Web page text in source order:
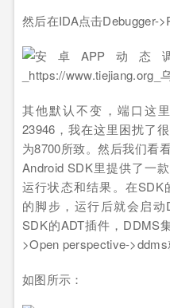
然后在IDA点击Debugger-
其他默认不变，端口这
23946，我在这里困扰了
为8700所致。然后我们看
Android SDK里提供了一
运行状态和结果。在SDK
的脚步，运行后就会启
SDK的ADT插件，DDMS
>Open perspective->ddms
如图所示：